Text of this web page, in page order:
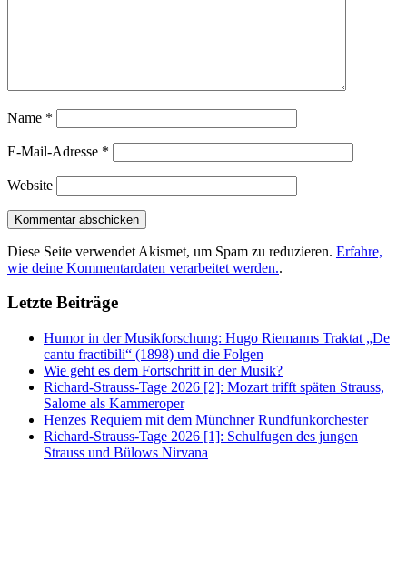
Name *
E-Mail-Adresse *
Website
Diese Seite verwendet Akismet, um Spam zu reduzieren. Erfahre,
wie deine Kommentardaten verarbeitet werden..
Letzte Beiträge
Humor in der Musikforschung: Hugo Riemanns Traktat „De
cantu fractibili“ (1898) und die Folgen
Wie geht es dem Fortschritt in der Musik?
Richard-Strauss-Tage 2026 [2]: Mozart trifft späten Strauss,
Salome als Kammeroper
Henzes Requiem mit dem Münchner Rundfunkorchester
Richard-Strauss-Tage 2026 [1]: Schulfugen des jungen
Strauss und Bülows Nirvana